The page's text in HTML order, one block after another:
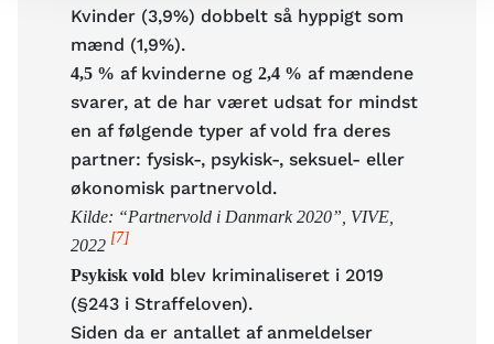
Kvinder (3,9%) dobbelt så hyppigt som
mænd (1,9%).
4,5 % af kvinderne og 2,4 % af mændene
svarer, at de har været udsat for mindst
en af følgende typer af vold fra deres
partner: fysisk-, psykisk-, seksuel- eller
økonomisk partnervold.
Kilde: “Partnervold i Danmark 2020”, VIVE,
2022 [7]
Psykisk vold blev kriminaliseret i 2019
(§243 i Straffeloven).
Siden da er antallet af anmeldelser